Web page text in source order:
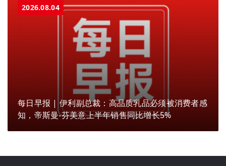
2026.08.04
每日早报 | 伊利副总裁：高品质乳品必须被消费者感
知，帝斯曼-芬美意上半年销售同比增长5%